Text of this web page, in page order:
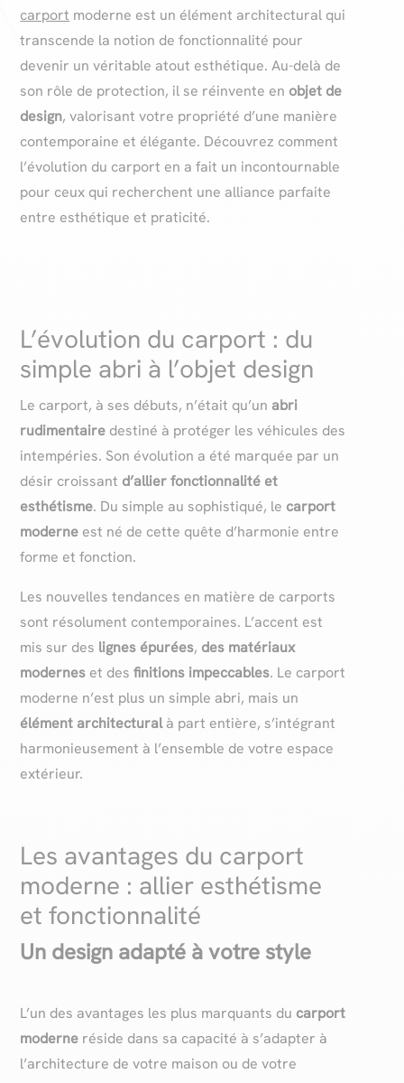
carport moderne est un élément architectural qui
transcende la notion de fonctionnalité pour
devenir un véritable atout esthétique. Au-delà de
son rôle de protection, il se réinvente en objet de
design, valorisant votre propriété d’une manière
contemporaine et élégante. Découvrez comment
l’évolution du carport en a fait un incontournable
pour ceux qui recherchent une alliance parfaite
entre esthétique et praticité.
L’évolution du carport : du
simple abri à l’objet design
Le carport, à ses débuts, n’était qu’un abri
rudimentaire destiné à protéger les véhicules des
intempéries. Son évolution a été marquée par un
désir croissant d’allier fonctionnalité et
esthétisme. Du simple au sophistiqué, le carport
moderne est né de cette quête d’harmonie entre
forme et fonction.
Les nouvelles tendances en matière de carports
sont résolument contemporaines. L’accent est
mis sur des lignes épurées, des matériaux
modernes et desfinitions impeccables. Le carport
moderne n’est plus un simple abri, mais un
élément architecturalà part entière, s’intégrant
harmonieusement à l’ensemble de votre espace
extérieur.
Les avantages du carport
moderne : allier esthétisme
et fonctionnalité
Un design adapté à votre style
L’un des avantages les plus marquants du carport
moderne réside dans sa capacité à s’adapter à
l’architecture de votre maison ou de votre